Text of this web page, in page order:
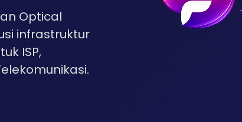
Optical
infrastruktur
ISP,